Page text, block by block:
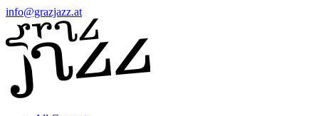
info@grazjazz.at